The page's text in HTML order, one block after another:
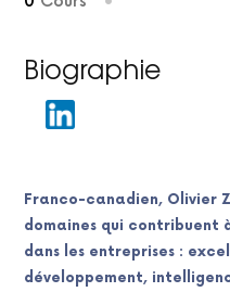
Biographie
Franco-canadien, Olivier
domaines qui contribuent
dans les entreprises :
développement,